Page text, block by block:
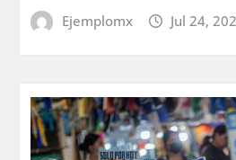
Ejemplomx Jul 24,